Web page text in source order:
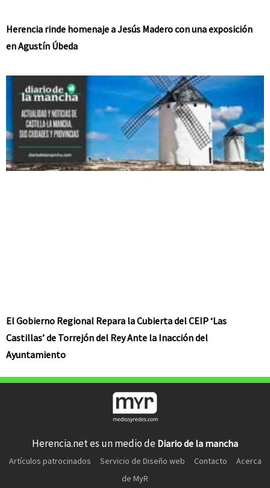
Herencia rinde homenaje a Jesús Madero con una exposición
en Agustín Úbeda
El Gobierno Regional Repara la Cubierta del CEIP ‘Las
Castillas’ de Torrejón del Rey Ante la Inacción del
Ayuntamiento
Herencia.net es un medio de Diario de la mancha
Artículos patrocinados Servicio de Diseño web Contacto
Acerca
de MyR